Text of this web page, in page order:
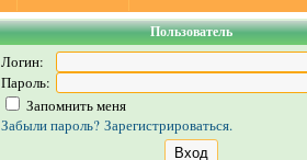
Пользователь
Логин:
Пароль:
Запомнить меня
Забыли пароль? Зарегистрироваться.